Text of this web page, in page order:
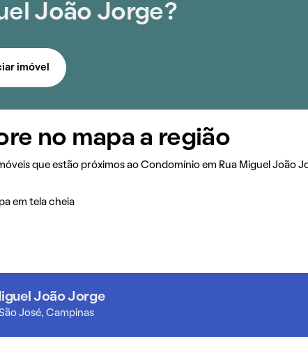
João Jorge?
imóvel
no mapa a região
que estão próximos ao Condomínio em Rua Miguel João
João Jorge
José, Campinas